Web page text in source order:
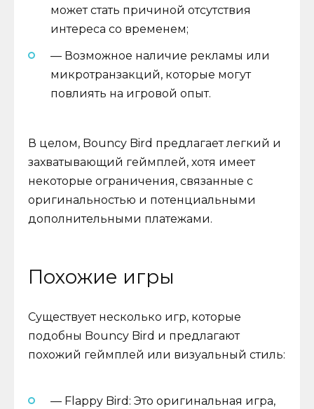
может стать причиной отсутствия
интереса со временем;
— Возможное наличие рекламы или
микротранзакций, которые могут
повлиять на игровой опыт.
В целом, Bouncy Bird предлагает легкий и
захватывающий геймплей, хотя имеет
некоторые ограничения, связанные с
оригинальностью и потенциальными
дополнительными платежами.
Похожие игры
Существует несколько игр, которые
подобны Bouncy Bird и предлагают
похожий геймплей или визуальный стиль:
— Flappy Bird: Это оригинальная игра,